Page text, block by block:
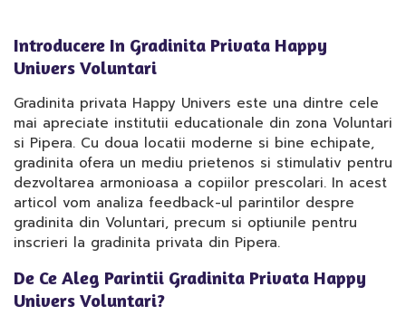
Introducere In Gradinita Privata Happy
Univers Voluntari
Gradinita privata Happy Univers este una dintre cele
mai apreciate institutii educationale din zona Voluntari
si Pipera. Cu doua locatii moderne si bine echipate,
gradinita ofera un mediu prietenos si stimulativ pentru
dezvoltarea armonioasa a copiilor prescolari. In acest
articol vom analiza feedback-ul parintilor despre
gradinita din Voluntari, precum si optiunile pentru
inscrieri la gradinita privata din Pipera.
De Ce Aleg Parintii Gradinita Privata Happy
Univers Voluntari?